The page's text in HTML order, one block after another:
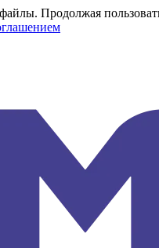
Продолжая